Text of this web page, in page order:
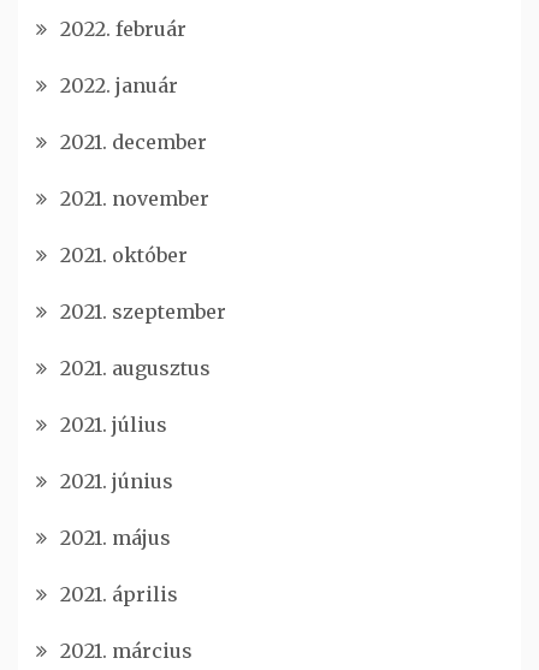
2022. február
2022. január
2021. december
2021. november
2021. október
2021. szeptember
2021. augusztus
2021. július
2021. június
2021. május
2021. április
2021. március